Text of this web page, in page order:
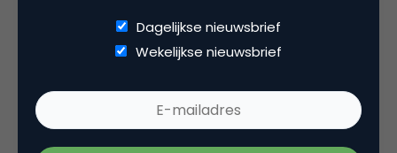
Dagelijkse nieuwsbrief
Wekelijkse nieuwsbrief